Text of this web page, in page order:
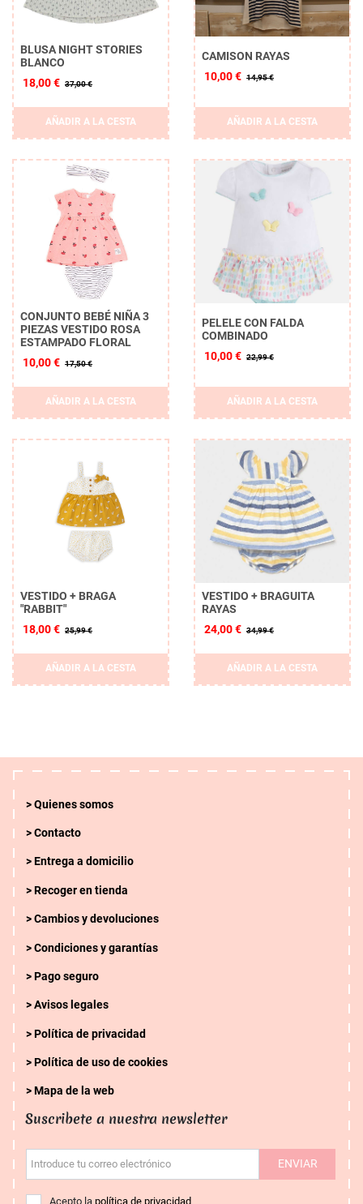
BLUSA NIGHT STORIES
BLANCO
18,00 € 37,00 €
AÑADIR A LA CESTA
CAMISON RAYAS
10,00 € 14,95 €
AÑADIR A LA CESTA
CONJUNTO BEBÉ NIÑA 3
PIEZAS VESTIDO ROSA
ESTAMPADO FLORAL
10,00 € 17,50 €
AÑADIR A LA CESTA
PELELE CON FALDA
COMBINADO
10,00 € 22,99 €
AÑADIR A LA CESTA
VESTIDO + BRAGA
"RABBIT"
18,00 € 25,99 €
AÑADIR A LA CESTA
VESTIDO + BRAGUITA
RAYAS
24,00 € 34,99 €
AÑADIR A LA CESTA
Quienes somos
Contacto
Entrega a domicilio
Recoger en tienda
Cambios y devoluciones
Condiciones y garantías
Pago seguro
Avisos legales
Política de privacidad
Política de uso de cookies
Mapa de la web
Suscribete a nuestra newsletter
Introduce tu correo electrónico ENVIAR
Acepto lapolítica de privacidad